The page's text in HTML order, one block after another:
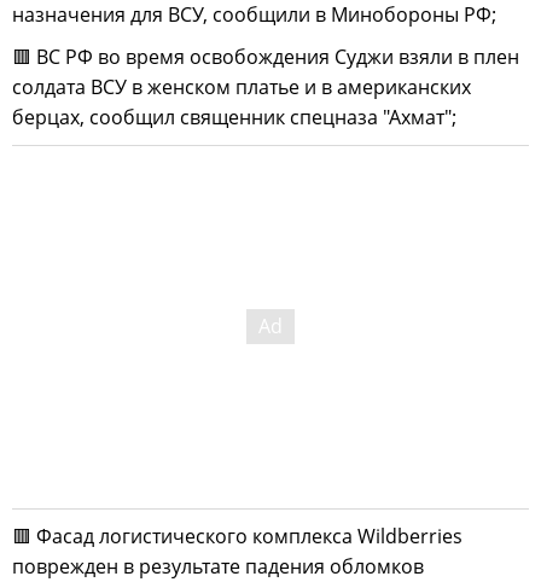
назначения для ВСУ, сообщили в Минобороны РФ;
🟥 ВС РФ во время освобождения Суджи взяли в плен
солдата ВСУ в женском платье и в американских
берцах, сообщил священник спецназа "Ахмат";
🟥 Фасад логистического комплекса Wildberries
поврежден в результате падения обломков